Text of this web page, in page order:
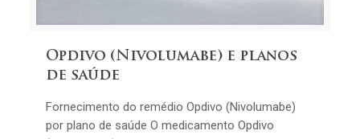
Opdivo (Nivolumabe) e planos
de saúde
Fornecimento do remédio Opdivo (Nivolumabe)
por plano de saúde O medicamento Opdivo